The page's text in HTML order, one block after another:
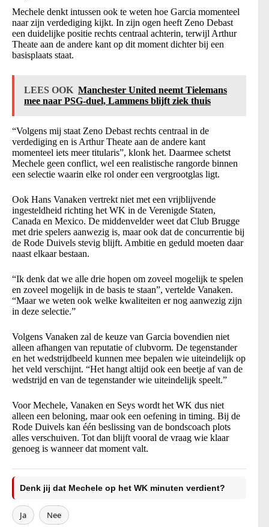
Mechele denkt intussen ook te weten hoe Garcia momenteel
naar zijn verdediging kijkt. In zijn ogen heeft Zeno Debast
een duidelijke positie rechts centraal achterin, terwijl Arthur
Theate aan de andere kant op dit moment dichter bij een
basisplaats staat.
LEES OOK Manchester United neemt Tielemans
mee naar PSG-duel, Lammens blijft ziek thuis
“Volgens mij staat Zeno Debast rechts centraal in de
verdediging en is Arthur Theate aan de andere kant
momenteel iets meer titularis”, klonk het. Daarmee schetst
Mechele geen conflict, wel een realistische rangorde binnen
een selectie waarin elke rol onder een vergrootglas ligt.
Ook Hans Vanaken vertrekt niet met een vrijblijvende
ingesteldheid richting het WK in de Verenigde Staten,
Canada en Mexico. De middenvelder weet dat Club Brugge
met drie spelers aanwezig is, maar ook dat de concurrentie bij
de Rode Duivels stevig blijft. Ambitie en geduld moeten daar
naast elkaar bestaan.
“Ik denk dat we alle drie hopen om zoveel mogelijk te spelen
en zoveel mogelijk in de basis te staan”, vertelde Vanaken.
“Maar we weten ook welke kwaliteiten er nog aanwezig zijn
in deze selectie.”
Volgens Vanaken zal de keuze van Garcia bovendien niet
alleen afhangen van reputatie of clubvorm. De tegenstander
en het wedstrijdbeeld kunnen mee bepalen wie uiteindelijk op
het veld verschijnt. “Het hangt altijd ook een beetje af van de
wedstrijd en van de tegenstander wie uiteindelijk speelt.”
Voor Mechele, Vanaken en Seys wordt het WK dus niet
alleen een beloning, maar ook een oefening in timing. Bij de
Rode Duivels kan één beslissing van de bondscoach plots
alles verschuiven. Tot dan blijft vooral de vraag wie klaar
genoeg is wanneer dat moment valt.
Denk jij dat Mechele op het WK minuten verdient?
Ja Nee